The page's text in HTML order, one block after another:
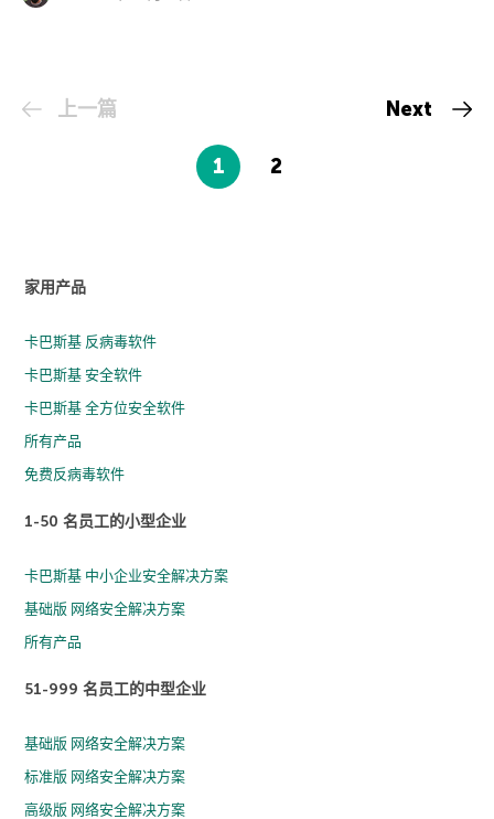
上一篇
1 2
Next
家用产品
卡巴斯基 反病毒软件
卡巴斯基 安全软件
卡巴斯基 全方位安全软件
所有产品
免费反病毒软件
1-50 名员工的小型企业
卡巴斯基 中小企业安全解决方案
基础版 网络安全解决方案
所有产品
51-999 名员工的中型企业
基础版 网络安全解决方案
标准版 网络安全解决方案
高级版 网络安全解决方案